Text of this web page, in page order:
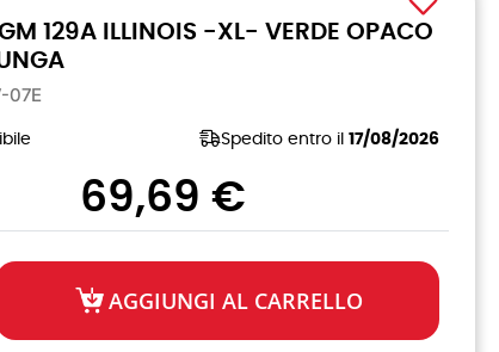
129A ILLINOIS -XL- VERDE OPACO
07E
Spedito entro il 17/08/2026
69,69 €
AGGIUNGI AL CARRELLO